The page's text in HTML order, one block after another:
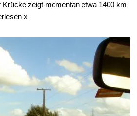
Krücke zeigt momentan etwa 1400 km
»